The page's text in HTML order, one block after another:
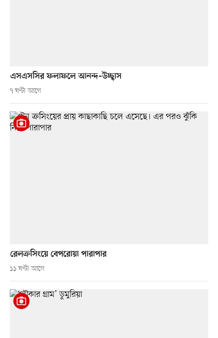
এসএসসির ফলাফলে আনন্দ–উচ্ছ্বাস
৭ ঘণ্টা আগে
রেলক্রসিংয়ে বেপরোয়া পারাপার
১১ ঘণ্টা আগে